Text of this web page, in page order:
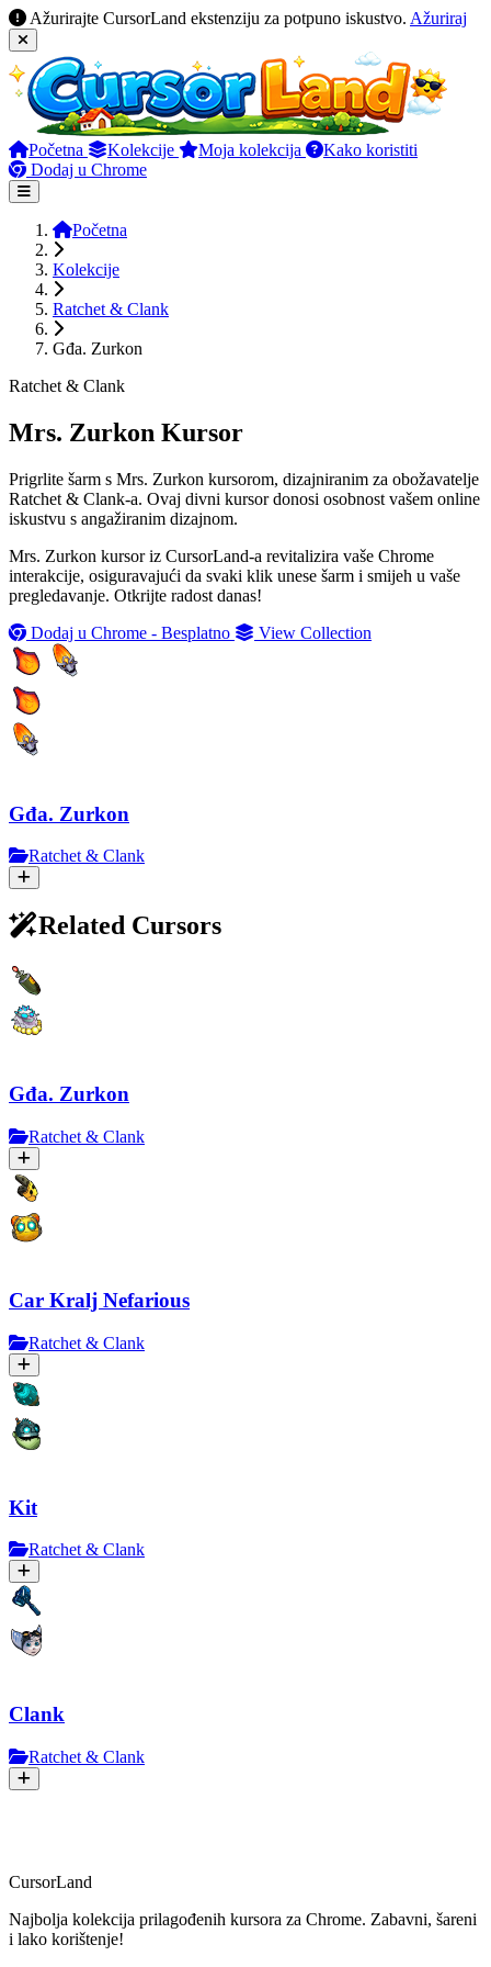
Ažurirajte CursorLand ekstenziju za potpuno iskustvo. Ažuriraj
Početna Kolekcije Moja kolekcija
Kako koristiti
Dodaj u Chrome
Početna
Kolekcije
Ratchet & Clank
Gđa. Zurkon
Ratchet & Clank
Mrs. Zurkon Kursor
Prigrlite šarm s Mrs. Zurkon kursorom, dizajniranim za obožavatelje
Ratchet & Clank-a. Ovaj divni kursor donosi osobnost vašem online
iskustvu s angažiranim dizajnom.
Mrs. Zurkon kursor iz CursorLand-a revitalizira vaše Chrome
interakcije, osiguravajući da svaki klik unese šarm i smijeh u vaše
pregledavanje. Otkrijte radost danas!
Dodaj u Chrome - Besplatno
View Collection
Gđa. Zurkon
Ratchet & Clank
Related Cursors
Gđa. Zurkon
Ratchet & Clank
Car Kralj Nefarious
Ratchet & Clank
Kit
Ratchet & Clank
Clank
Ratchet & Clank
CursorLand
Najbolja kolekcija prilagođenih kursora za Chrome. Zabavni, šareni
i lako korištenje!